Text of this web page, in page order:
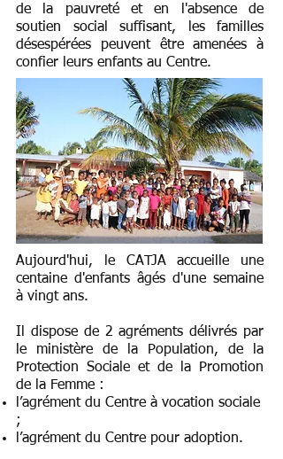
de la pauvreté et en l'absence de
soutien social suffisant, les familles
désespérées peuvent être amenées à
confier leurs enfants au Centre.
Aujourd'hui, le CATJA accueille une
centaine d'enfants âgés d'une semaine
à vingt ans.
Il dispose de 2 agréments délivrés par
le ministère de la Population, de la
Protection Sociale et de la Promotion
de la Femme :
l’agrément du Centre à vocation sociale
;
l’agrément du Centre pour adoption.